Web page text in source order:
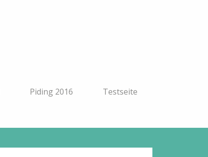
Piding 2016 Testseite